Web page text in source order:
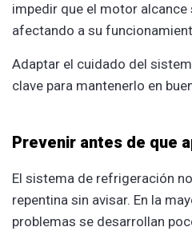
impedir que el motor alcance
afectando a su
Adaptar el cuidado del
clave para mantenerlo en
Prevenir antes de que
El sistema de refrigeración
repentina sin avisar. En la
problemas se desarrollan